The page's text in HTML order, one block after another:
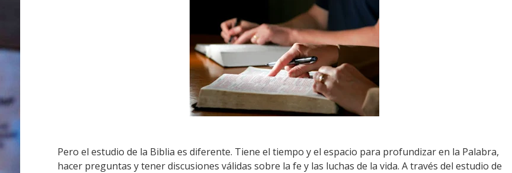
Pero el estudio de la Biblia es diferente. Tiene el tiempo y el espacio para profundizar en la Palabra,
hacer preguntas y tener discusiones válidas sobre la fe y las luchas de la vida.A través del estudio de